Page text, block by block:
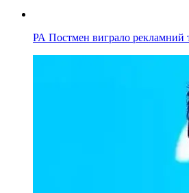
РА Постмен виграло рекламний